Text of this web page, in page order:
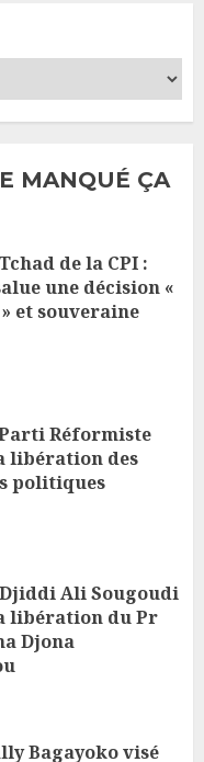
MANQUÉ ÇA
de la CPI :
une décision «
et souveraine
Réformiste
libération des
politiques
Ali Sougoudi
libération du Pr
Djona
Bagayoko visé